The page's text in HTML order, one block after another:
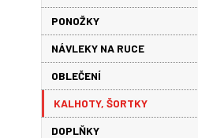
PONOŽKY
NÁVLEKY NA RUCE
OBLEČENÍ
KALHOTY, ŠORTKY
DOPLŇKY